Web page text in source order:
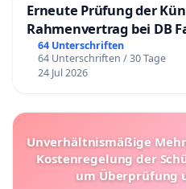
Erneute Prüfung der
Rahmenvertrag bei DB
64 Unterschriften
64 Unterschriften / 30 Tage
24 Jul 2026
Unverhältnismäßige
Kostenregelung der
um Überprüfung